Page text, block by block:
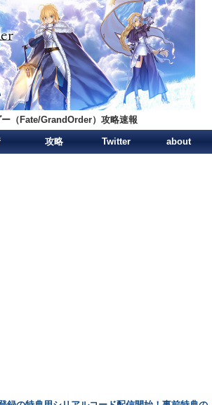
（Fate/GrandOrder）攻略速報
攻略 Twitter about